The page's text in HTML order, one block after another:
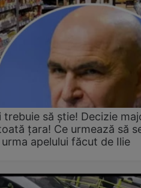
să știe! Decizie
țara! Ce urmează să
apelului făcut de Ilie